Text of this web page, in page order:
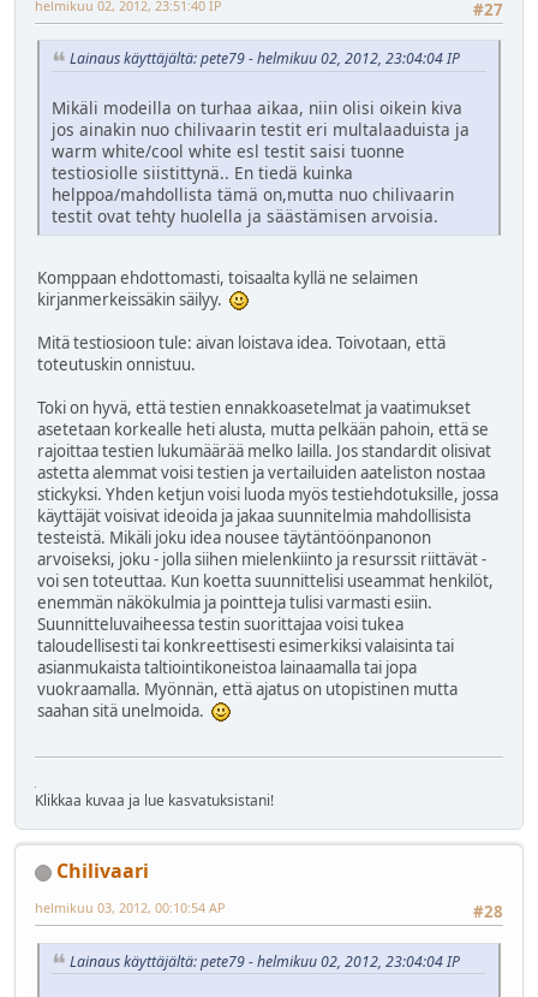
#27
helmikuu 02, 2012, 23:51:40 IP
Lainaus käyttäjältä: pete79 - helmikuu 02, 2012, 23:04:04 IP
Mikäli modeilla on turhaa aikaa, niin olisi oikein kiva
jos ainakin nuo chilivaarin testit eri multalaaduista ja
warm white/cool white esl testit saisi tuonne
testiosiolle siistittynä.. En tiedä kuinka
helppoa/mahdollista tämä on,mutta nuo chilivaarin
testit ovat tehty huolella ja säästämisen arvoisia.
Komppaan ehdottomasti, toisaalta kyllä ne selaimen
kirjanmerkeissäkin säilyy.
Mitä testiosioon tule: aivan loistava idea. Toivotaan, että
toteutuskin onnistuu.
Toki on hyvä, että testien ennakkoasetelmat ja vaatimukset
asetetaan korkealle heti alusta, mutta pelkään pahoin, että se
rajoittaa testien lukumäärää melko lailla. Jos standardit olisivat
astetta alemmat voisi testien ja vertailuiden aateliston nostaa
stickyksi. Yhden ketjun voisi luoda myös testiehdotuksille, jossa
käyttäjät voisivat ideoida ja jakaa suunnitelmia mahdollisista
testeistä. Mikäli joku idea nousee täytäntöönpanonon
arvoiseksi, joku - jolla siihen mielenkiinto ja resurssit riittävät -
voi sen toteuttaa. Kun koetta suunnittelisi useammat henkilöt,
enemmän näkökulmia ja pointteja tulisi varmasti esiin.
Suunnitteluvaiheessa testin suorittajaa voisi tukea
taloudellisesti tai konkreettisesti esimerkiksi valaisinta tai
asianmukaista taltiointikoneistoa lainaamalla tai jopa
vuokraamalla. Myönnän, että ajatus on utopistinen mutta
saahan sitä unelmoida.
Klikkaa kuvaa ja lue kasvatuksistani!
Chilivaari
#28
helmikuu 03, 2012, 00:10:54 AP
Lainaus käyttäjältä: pete79 - helmikuu 02, 2012, 23:04:04 IP